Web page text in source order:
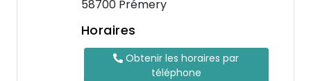
58700 Prémery
Horaires
Obtenir les horaires par
téléphone